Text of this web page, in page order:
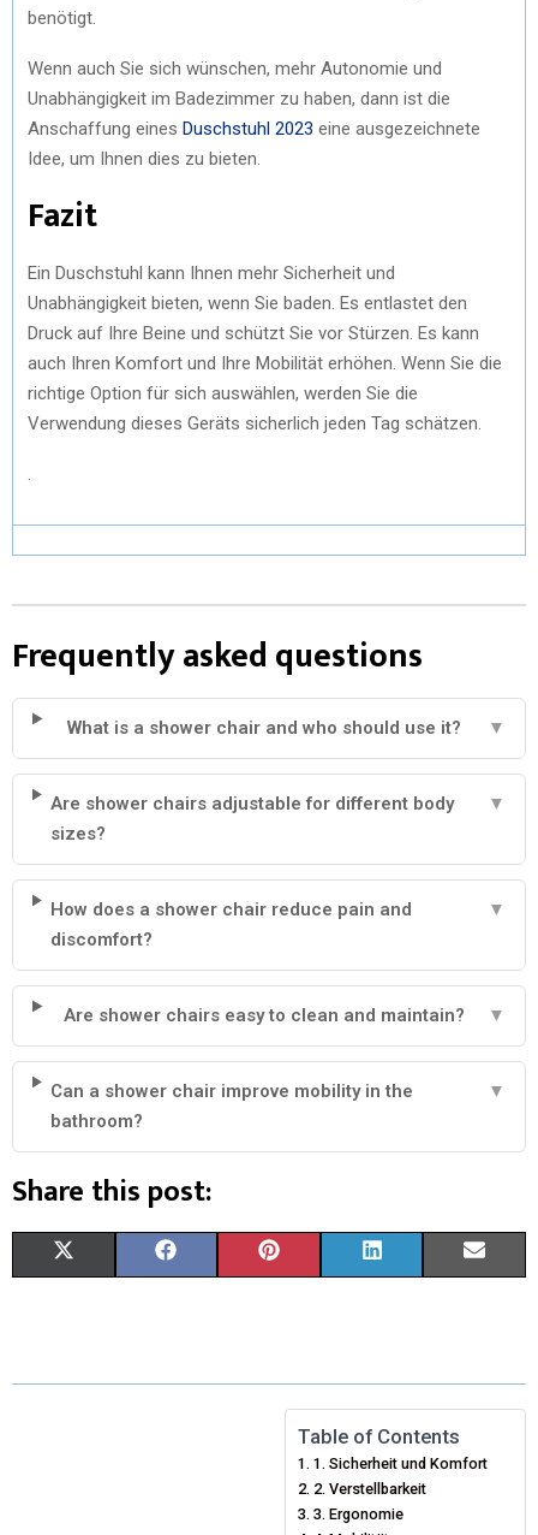
benötigt.
Wenn auch Sie sich wünschen, mehr Autonomie und
Unabhängigkeit im Badezimmer zu haben, dann ist die
Anschaffung eines Duschstuhl 2023 eine ausgezeichnete
Idee, um Ihnen dies zu bieten.
Fazit
Ein Duschstuhl kann Ihnen mehr Sicherheit und
Unabhängigkeit bieten, wenn Sie baden. Es entlastet den
Druck auf Ihre Beine und schützt Sie vor Stürzen. Es kann
auch Ihren Komfort und Ihre Mobilität erhöhen. Wenn Sie die
richtige Option für sich auswählen, werden Sie die
Verwendung dieses Geräts sicherlich jeden Tag schätzen.
Frequently asked questions
What is a shower chair and who should use it? ▼
Are shower chairs adjustable for different body
sizes?
▼
How does a shower chair reduce pain and
discomfort?
▼
Are shower chairs easy to clean and maintain? ▼
Can a shower chair improve mobility in the
bathroom?
▼
Share this post:
W E T
E
E
K
D
I
I
Table of Contents
1. Sicherheit und Komfort
2. Verstellbarkeit
3. Ergonomie